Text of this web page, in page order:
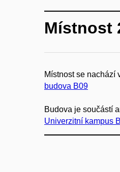
Místnost
Místnost se nachází
budova B09
Budova je součástí
Univerzitní kampus